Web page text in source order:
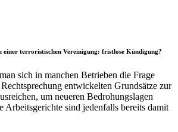
einer terroristischen Vereinigung: fristlose Kündigung?
sich in manchen Betrieben die Frage
entwickelten Grundsätze zur
um neueren Bedrohungslagen
Arbeitsgerichte sind jedenfalls bereits damit